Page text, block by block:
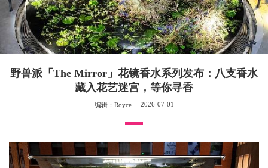
野兽派「The Mirror」花镜香水系列发布：八支香水
藏入花艺迷宫，等你寻香
编辑：Royce 2026-07-01